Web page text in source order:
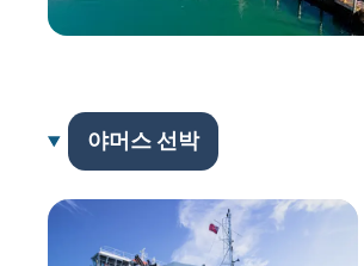
야머스 선박